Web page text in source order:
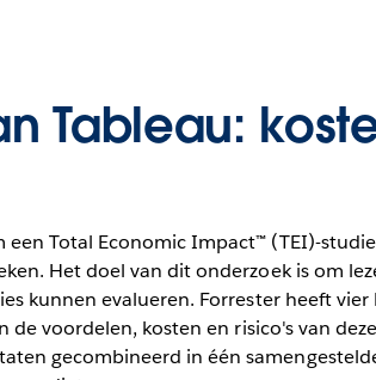
Tableau:
Total Economic Impact™ (TEI)-
Het doel van dit onderzoek is om
kunnen evalueren. Forrester heeft
voordelen, kosten en risico's van
gecombineerd in één